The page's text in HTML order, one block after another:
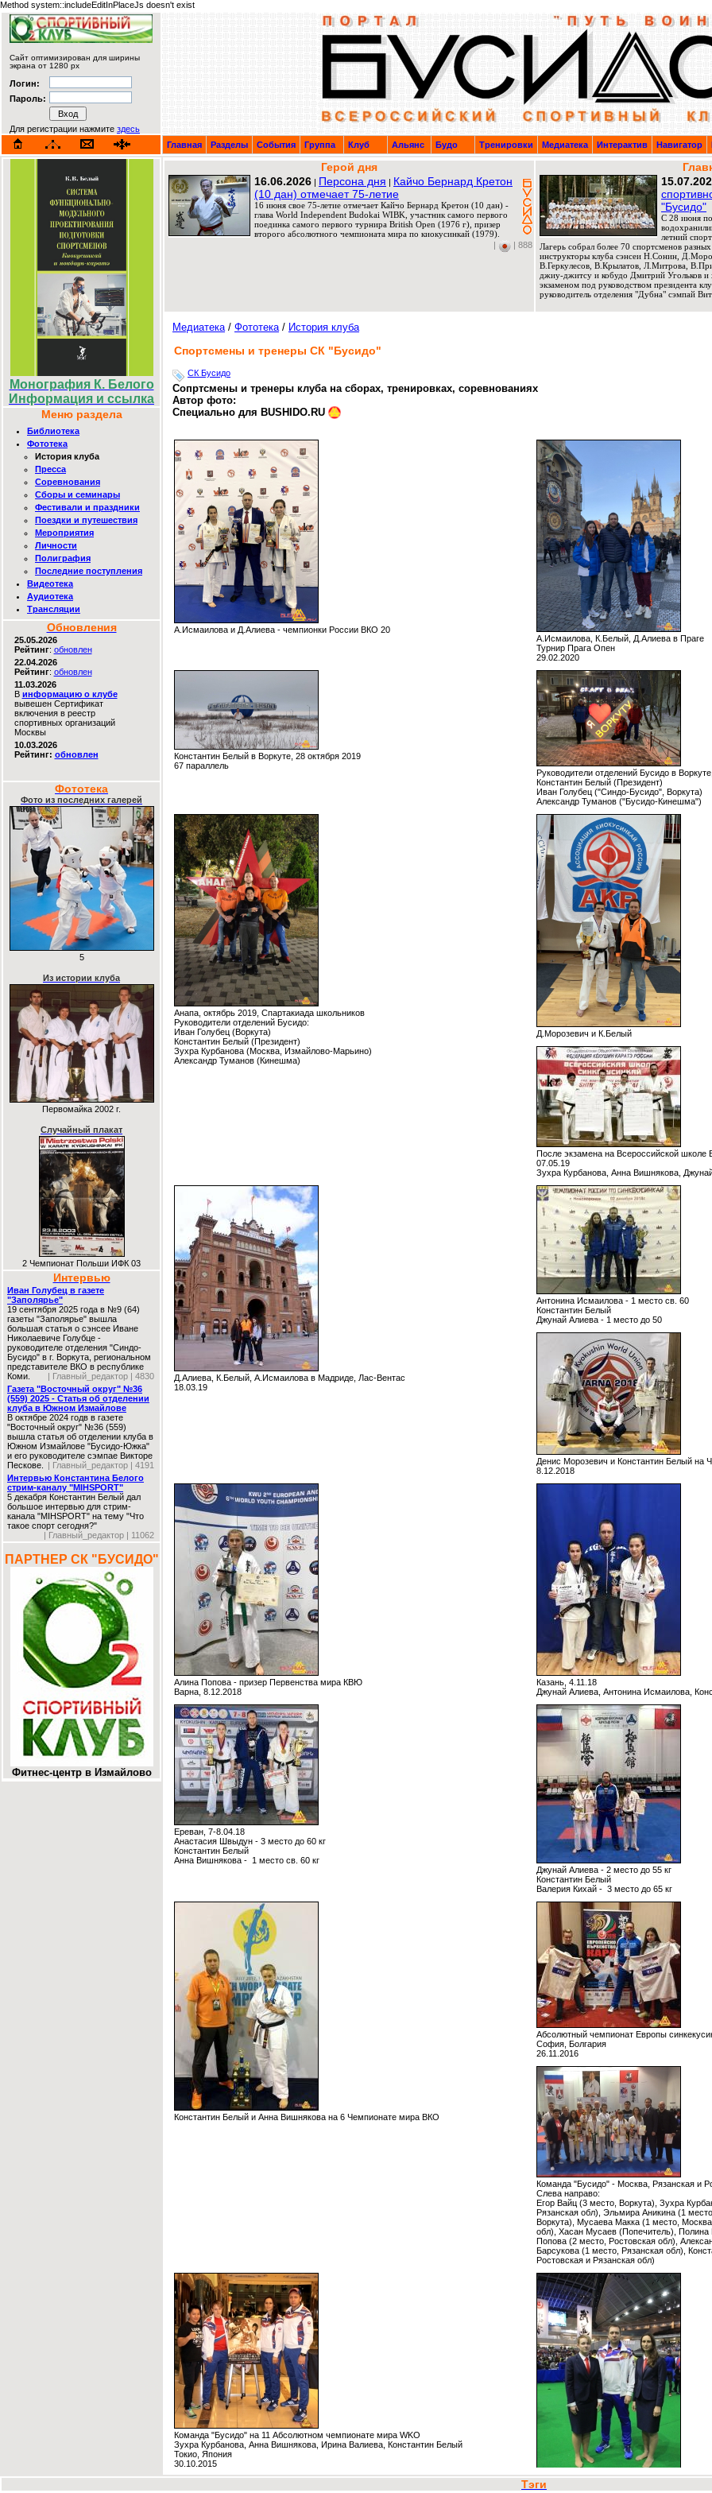
Method system::includeEditInPlaceJs doesn't exist
Сайт оптимизирован для ширины
экрана от 1280 px
Логин:
Пароль:
Для регистрации нажмите здесь
Главная Разделы События Группа Клуб Альянс Будо Тренировки Медиатека Интерактив Навигатор
Монография К. Белого
Информация и ссылка
Меню раздела
Библиотека
Фототека
История клуба
Пресса
Соревнования
Сборы и семинары
Фестивали и праздники
Поездки и путешествия
Мероприятия
Личности
Полиграфия
Последние поступления
Видеотека
Аудиотека
Трансляции
Обновления
25.05.2026
Рейтинг: обновлен
22.04.2026
Рейтинг: обновлен
11.03.2026
В информацию о клубе
вывешен Сертификат
включения в реестр
спортивных организаций
Москвы
10.03.2026
Рейтинг: обновлен
Фототека
Фото из последних галерей
5
Из истории клуба
Первомайка 2002 г.
Случайный плакат
2 Чемпионат Польши ИФК 03
Интервью
Иван Голубец в газете
"Заполярье"
19 сентября 2025 года в №9 (64)
газеты "Заполярье" вышла
большая статья о сэнсее Иване
Николаевиче Голубце -
руководителе отделения "Синдо-
Бусидо" в г. Воркута, региональном
представителе ВКО в республике
Коми.
| Главный_редактор | 4830
Газета "Восточный округ" №36
(559) 2025 - Статья об отделении
клуба в Южном Измайлове
В октябре 2024 годв в газете
"Восточный округ" №36 (559)
вышла статья об отделении клуба в
Южном Измайлове "Бусидо-Южка"
и его руководителе сэмпае Викторе
Пескове.
| Главный_редактор | 4191
Интервью Константина Белого
стрим-каналу "MIHSPORT"
5 декабря Константин Белый дал
большое интервью для стрим-
канала "MIHSPORT" на тему "Что
такое спорт сегодня?"
| Главный_редактор | 11062
ПАРТНЕР СК "БУСИДО"
Фитнес-центр в Измайлово
Герой дня
16.06.2026 | Персона дня | Кайчо Бернард Кретон
(10 дан) отмечает 75-летие
16 июня свое 75-летие отмечает Кайчо Бернард Кретон (10 дан) -
глава World Independent Budokai WIBK, участник самого первого
поединка самого первого турнира British Open (1976 г), призер
второго абсолютного чемпионата мира по киокусинкай (1979).
|
| 888
"Бусидо"
C 28 июня
летний
Лагерь собрал более 70 спортсменов
инструкторы клуба сэнсеи Н.Сонин,
В.Геркулесов, В.Крылатов, Л.Митрова,
джиу-джитсу и кобудо Дмитрий Угольков и
экзаменом под руководством президента
руководитель отделения "Дубна" сэмпай
Медиатека/ Фототека/ История клуба
Спортсмены и тренеры СК "Бусидо"
СК Бусидо
Сопртсмены и тренеры клуба на сборах, тренировках, соревнованиях
Автор фото:
Специально для BUSHIDO.RU
А.Исмаилова и Д.Алиева - чемпионки России ВКО 20
А.Исмаилова, К.Белый, Д.Алиева в Праге
Турнир Прага Опен
29.02.2020
Константин Белый в Воркуте, 28 октября 2019
67 параллель
Руководители отделений Бусидо в
Константин Белый (Президент)
Иван Голубец ("Синдо-Бусидо", Воркута)
Александр Туманов ("Бусидо-Кинешма")
Анапа, октябрь 2019, Спартакиада школьников
Руководители отделений Бусидо:
Иван Голубец (Воркута)
Константин Белый (Президент)
Зухра Курбанова (Москва, Измайлово-Марьино)
Александр Туманов (Кинешма)
Д.Морозевич и К.Белый
После экзамена на Всероссийской школе
07.05.19
Зухра Курбанова, Анна Вишнякова,
Д.Алиева, К.Белый, А.Исмаилова в Мадриде, Лас-Вентас
18.03.19
Антонина Исмаилова - 1 место св. 60
Константин Белый
Джунай Алиева - 1 место до 50
Денис Морозевич и Константин Белый
8.12.2018
Алина Попова - призер Первенства мира КВЮ
Варна, 8.12.2018
Казань, 4.11.18
Джунай Алиева, Антонина Исмаилова,
Ереван, 7-8.04.18
Анастасия Швыдун - 3 место до 60 кг
Константин Белый
Анна Вишнякова - 1 место св. 60 кг
Джунай Алиева - 2 место до 55 кг
Константин Белый
Валерия Кихай - 3 место до 65 кг
Константин Белый и Анна Вишнякова на 6 Чемпионате мира ВКО
Абсолютный чемпионат Европы
София, Болгария
26.11.2016
Команда "Бусидо" - Москва, Рязанская и
Слева направо:
Егор Вайц (3 место, Воркута), Зухра
Рязанская обл), Эльмира Аникина (1
Воркута), Мусаева Макка (1 место,
обл), Хасан Мусаев (Попечитель), Полина
Попова (2 место, Ростовская обл),
Барсукова (1 место, Рязанская обл),
Ростовская и Рязанская обл)
Команда "Бусидо" на 11 Абсолютном чемпионате мира WKO
Зухра Курбанова, Анна Вишнякова, Ирина Валиева, Константин Белый
Токио, Япония
30.10.2015
Тэги